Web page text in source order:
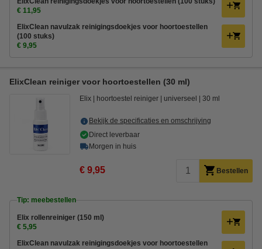
€ 11,95
ElixClean navulzak reinigingsdoekjes voor hoortoestellen
(100 stuks)
€ 9,95
ElixClean reiniger voor hoortoestellen (30 ml)
Elix hoortoestel reiniger universeel 30 ml
Bekijk de specificaties en omschrijving
Direct leverbaar
Morgen in huis
€ 9,95 Bestellen
Tip: meebestellen
Elix rollenreiniger (150 ml)
€ 5,95
ElixClean navulzak reinigingsdoekjes voor hoortoestellen